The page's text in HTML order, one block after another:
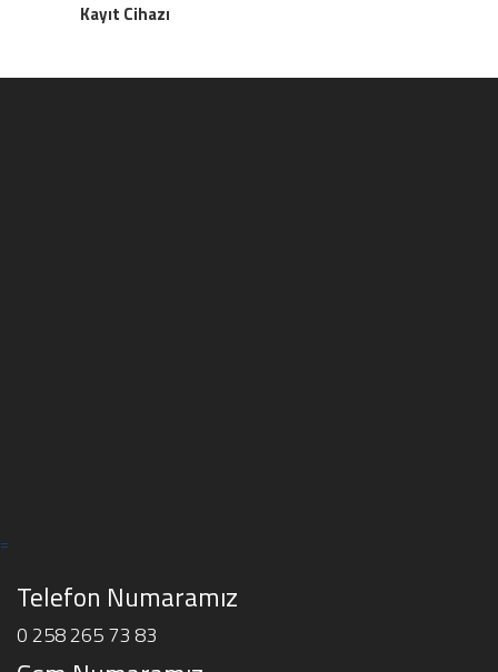
Kayıt Cihazı
=
Telefon Numaramız
0 258 265 73 83